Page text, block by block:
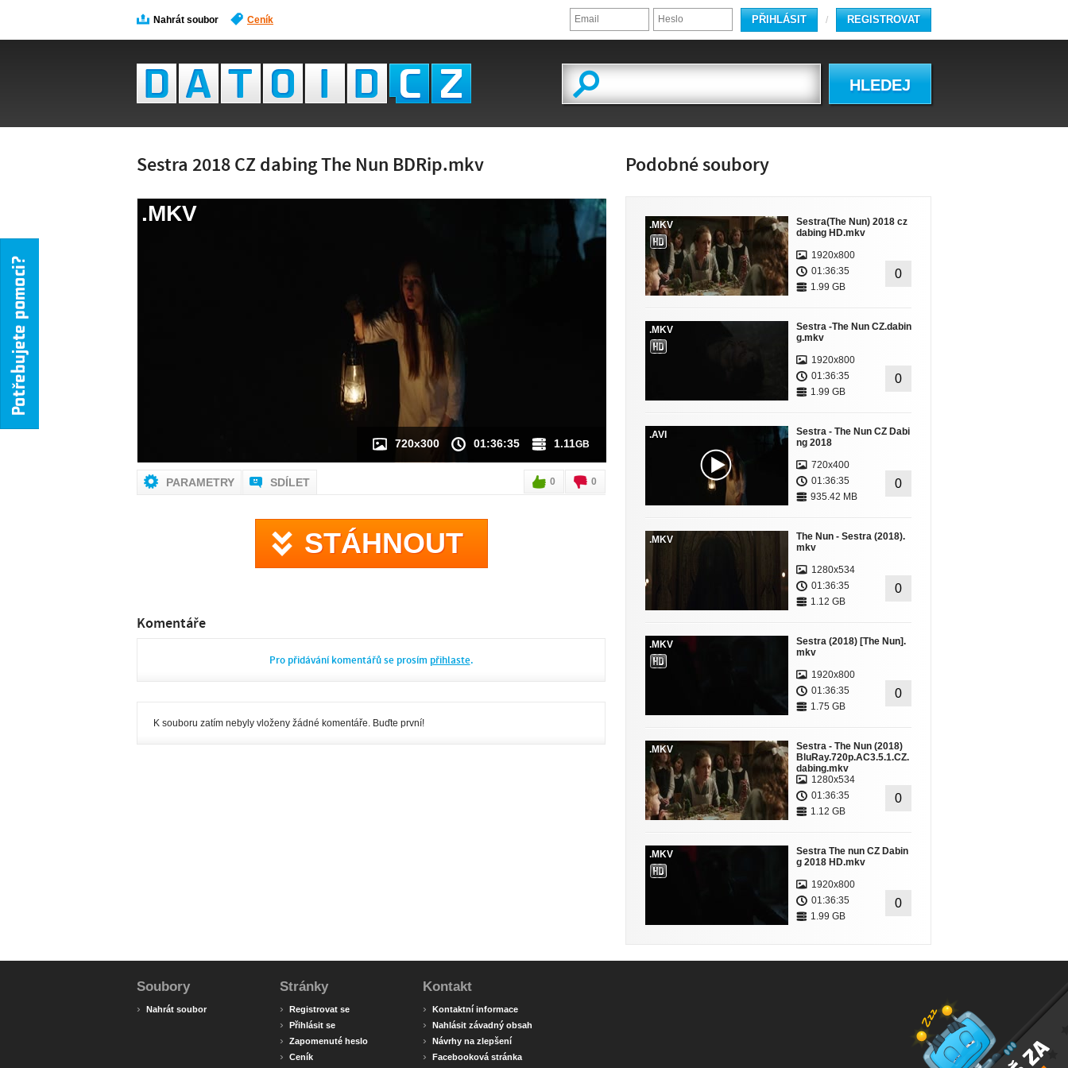
Nahrát soubor Ceník /
PŘIHLÁSIT REGISTROVAT
HLEDEJ
Sestra 2018 CZ dabing The Nun BDRip.mkv
NÁHLED VIDEA
NENÍ K DISPOZICI
720x300 01:36:35 1.11GB
.MKV
PARAMETRY SDÍLET 0 0
STÁHNOUT
Komentáře
Pro přidávání komentářů se prosím přihlaste.
K souboru zatím nebyly vloženy žádné komentáře. Buďte první!
Podobné soubory
.MKV
Sestra(The Nun) 2018 cz
dabing HD.mkv
1920x800
01:36:35
1.99 GB
0
.MKV
Sestra -The Nun CZ.dabin
g.mkv
1920x800
01:36:35
1.99 GB
0
.AVI
Sestra - The Nun CZ Dabi
ng 2018
720x400
01:36:35
935.42 MB
0
.MKV
The Nun - Sestra (2018).
mkv
1280x534
01:36:35
1.12 GB
0
.MKV
Sestra (2018) [The Nun].
mkv
1920x800
01:36:35
1.75 GB
0
.MKV
Sestra - The Nun (2018)
BluRay.720p.AC3.5.1.CZ.
dabing.mkv
1280x534
01:36:35
1.12 GB
0
.MKV
Sestra The nun CZ Dabin
g 2018 HD.mkv
1920x800
01:36:35
1.99 GB
0
Soubory
› Nahrát soubor
Stránky
› Registrovat se
› Přihlásit se
› Zapomenuté heslo
› Ceník
Kontakt
› Kontaktní informace
› Nahlásit závadný obsah
› Návrhy na zlepšení
› Facebooková stránka